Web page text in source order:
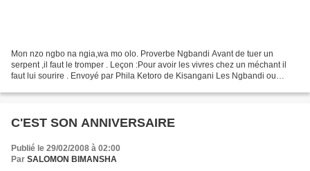
Mon nzo ngbo na ngia,wa mo olo. Proverbe Ngbandi Avant de tuer un
serpent ,il faut le tromper . Leçon :Pour avoir les vivres chez un méchant il
faut lui sourire . Envoyé par Phila Ketoro de Kisangani Les Ngbandi ou
C'EST SON ANNIVERSAIRE
Publié le 29/02/2008 à 02:00
Par SALOMON BIMANSHA